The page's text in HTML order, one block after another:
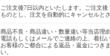
ご注文後7日以内といたします。ご注文
ものとし、注文を自動的にキャンセルと
商品不良・商品違い・数量違い等当店理
電話もしくはメールでご連絡の上、着払
お客様のご都合による返品・返金につき
い。